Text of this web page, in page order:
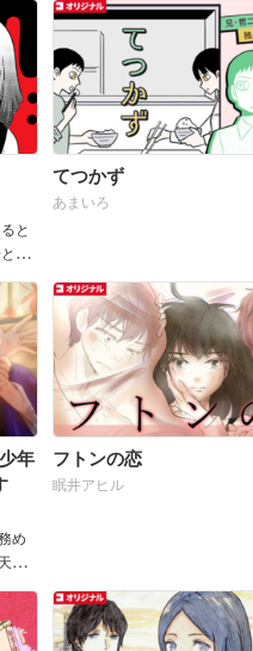
と
お
てつかず
あまいろ
年
め
真
的な
フトンの恋
眠井アヒル